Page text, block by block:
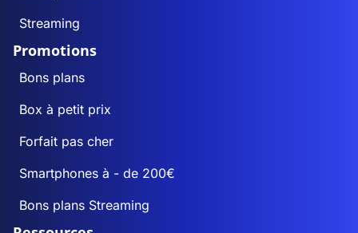
Streaming
Promotions
Bons plans
Box à petit prix
Forfait pas cher
Smartphones à - de 200€
Bons plans Streaming